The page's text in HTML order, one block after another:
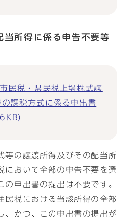
当所得に係る申告不要等
民税・県民税上場株式譲
課税方式に係る申出書
等の譲渡所得及びその配当所
において全部の申告不要を選
の申出書の提出は不要です。
民税における当該所得の全部
、かつ、この申出書の提出が